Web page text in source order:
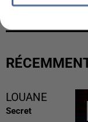
LOUANE
Secret